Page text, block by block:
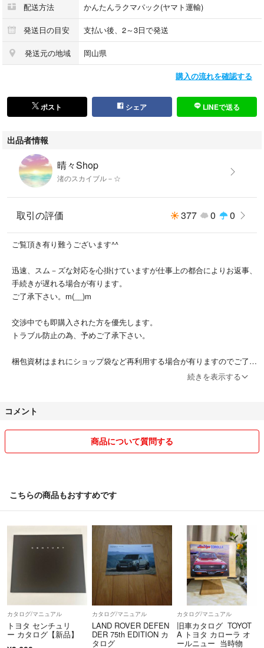
完璧を求める方、神経質な方はお控え下さい。
配送方法 かんたんラクマパック(ヤマト運輸)
発送日の目安 支払い後、2～3日で発送
発送元の地域 岡山県
購入の流れを確認する
ポスト シェア LINEで送る
出品者情報
晴々Shop
渚のスカイブル－☆
取引の評価 377 0 0
ご覧頂き有り難うございます^^
迅速、スム－ズな対応を心掛けていますが仕事上の都合によりお返事、
手続きが遅れる場合が有ります。
ご了承下さい。m(__)m
交渉中でも即購入された方を優先します。
トラブル防止の為、予めご了承下さい。
梱包資材はまれにショップ袋など再利用する場合が有りますのでご了承
でご理解の上購入お願い致します。
お互いに良いお取引出来ます様に(^_^)/
続きを表示する
コメント
商品について質問する
こちらの商品もおすすめです
カタログ/マニュアル
トヨタ センチュリ
ー カタログ【新品】
カタログ/マニュアル
LAND ROVER DEFEN
DER 75th EDITION カ
タログ
カタログ/マニュアル
旧車カタログ TOYOT
A トヨタ カローラ オ
ールニュー 当時物